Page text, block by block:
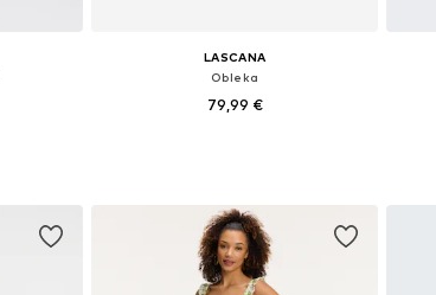
LASCANA
Obleka
79,99 €